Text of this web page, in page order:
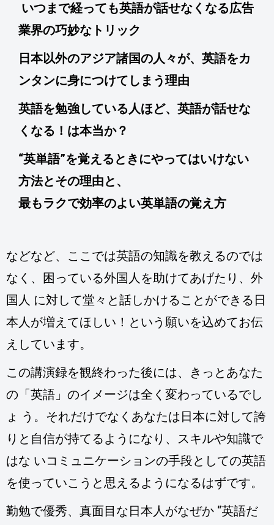
いつまで経っても英語が話せなくなる広告
業界の巧妙なトリック
日本以外のアジア諸国の人々が、英語をカ
ンタンに身につけてしまう理由
英語を勉強している人ほど、英語が話せな
くなる！は本当か？
“英単語”を覚えるときにやってはいけない
方法とその理由と、
最もラクで効率のよい英単語の覚え方
などなど、ここでは英語の知識を教えるのでは
なく、困っている外国人を助けてあげたり、外
国人 に対して堂々と話しかけることができる日
本人が増えてほしい！という願いを込めてお伝
えしています。
この講演録を観終わった後には、きっとあなた
の「英語」のイメージは全く変わっているでし
ょ う。それだけでなくあなたは日本に対して誇
りと自信が持てるようになり、スキルや知識で
はな いコミュニケーションの手段としての英語
を使っていこうと思えるようになるはずです。
勤勉で優秀、真面目な日本人がなぜか “英語だ